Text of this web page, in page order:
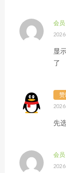
会员
显
了
赞
先
会员